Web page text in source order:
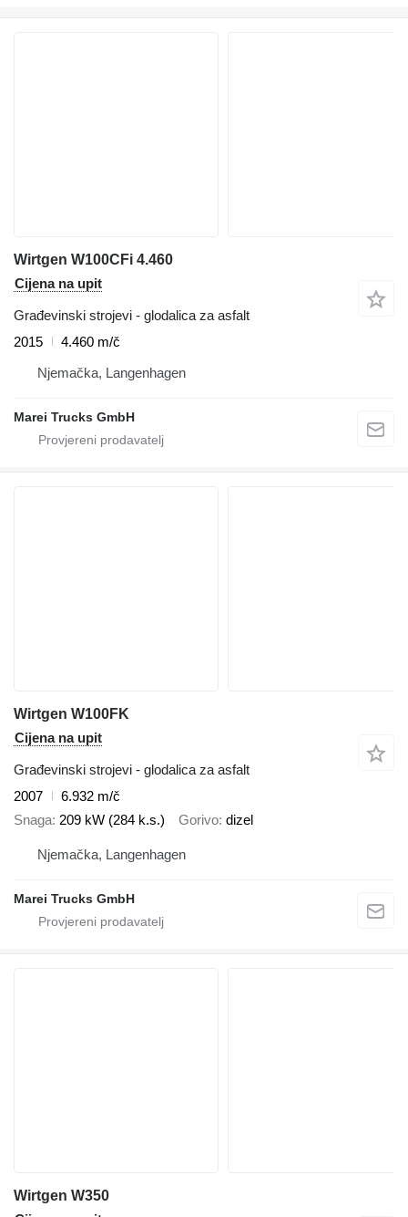
Wirtgen W100CFi 4.460
Cijena na upit
Građevinski strojevi - glodalica za asfalt
2015
4.460 m/č
Njemačka, Langenhagen
Marei Trucks GmbH
Wirtgen W100FK
Cijena na upit
Građevinski strojevi - glodalica za asfalt
2007
6.932 m/č
Snaga 209 kW (284 k.s.) Gorivo dizel
Njemačka, Langenhagen
Marei Trucks GmbH
Wirtgen W350